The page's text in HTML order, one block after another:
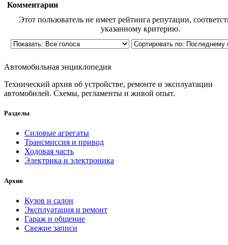
Комментарии
Этот пользователь не имеет рейтинга репутации,
указанному критерию.
Автомобильная энциклопедия
Технический архив об устройстве, ремонте и эксплуатации
автомобилей. Схемы, регламенты и живой опыт.
Разделы
Силовые агрегаты
Трансмиссия и привод
Ходовая часть
Электрика и электроника
Архив
Кузов и салон
Эксплуатация и ремонт
Гараж и общение
Свежие записи